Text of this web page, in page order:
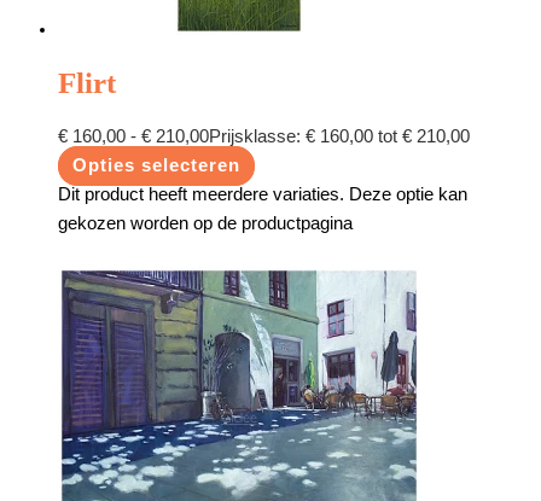
Flirt
€ 160,00 - € 210,00Prijsklasse: € 160,00 tot € 210,00
Opties selecteren
Dit product heeft meerdere variaties. Deze optie kan
gekozen worden op de productpagina